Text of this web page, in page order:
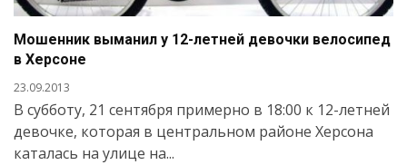
Мошенник выманил у 12-летней девочки велосипед
в Херсоне
23.09.2013
В субботу, 21 сентября примерно в 18:00 к 12-летней
девочке, которая в центральном районе Херсона
каталась на улице на...